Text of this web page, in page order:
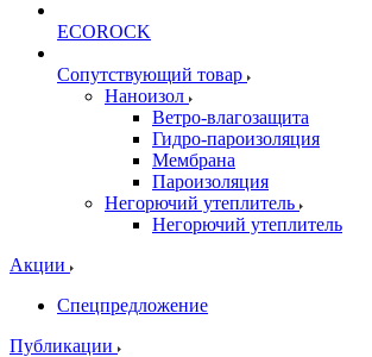
ECOROCK
Сопутствующий товар
Наноизол
Ветро-влагозащита
Гидро-пароизоляция
Мембрана
Пароизоляция
Негорючий утеплитель
Негорючий утеплитель
Акции
Спецпредложение
Публикации